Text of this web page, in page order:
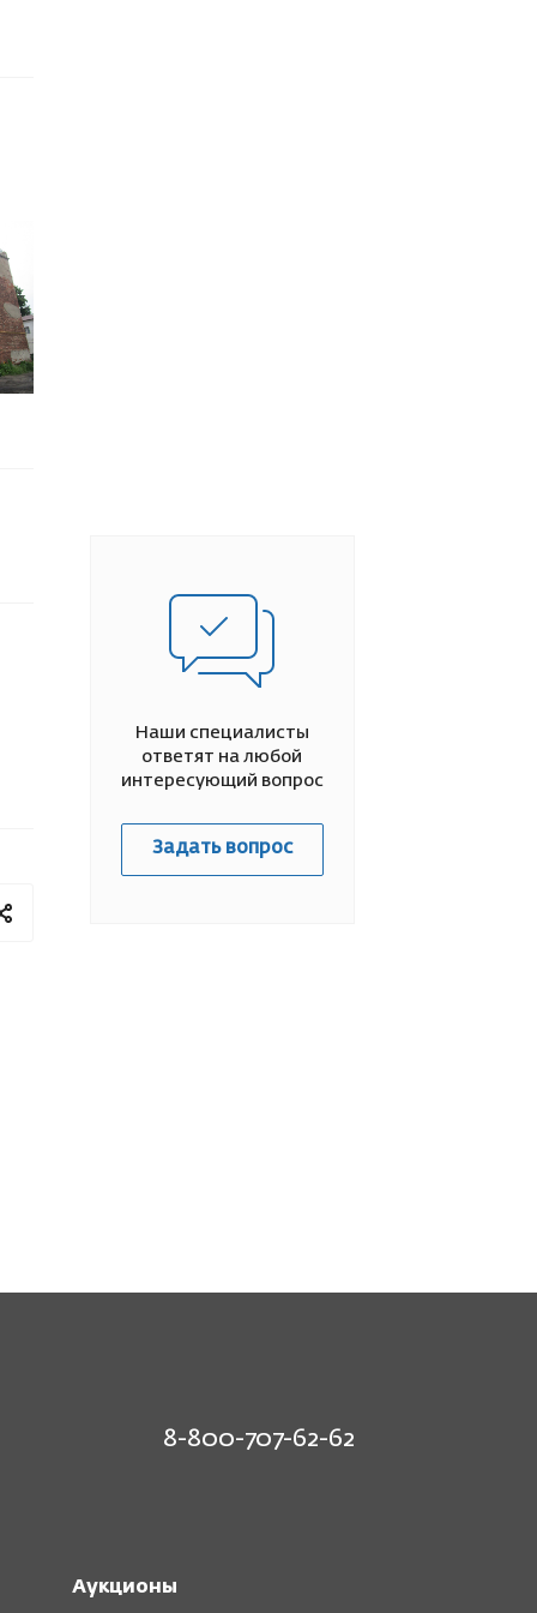
Наши специалисты
ответят на любой
интересующий вопрос
Задать вопрос
8-800-707-62-62
Аукционы